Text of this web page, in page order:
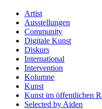
Artist
Ausstellungen
Community
Digitale Kunst
Diskurs
International
Intervention
Kolumne
Kunst
Kunst im öffentlichen
Selected by Aiden